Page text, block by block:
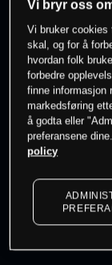
0% av
Kursene er
Vi bryr oss
Vi bruker cookies
skal, og for å
hvordan folk
forbedre
finne informasjon
markedsføring
å godta eller
preferansene
policy